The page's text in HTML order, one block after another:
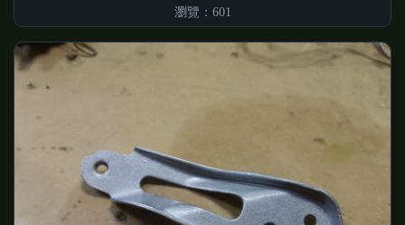
瀏覽：601